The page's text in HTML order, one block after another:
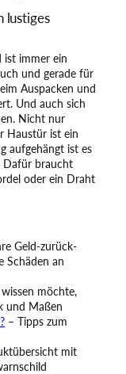
lustiges
ist immer ein
und gerade für
Auspacken und
Und auch sich
Nicht nur
Haustür ist ein
aufgehängt ist es
Dafür braucht
oder ein Draht
Geld-zurück-
Schäden an
möchte,
und Maßen
– Tipps zum
mit